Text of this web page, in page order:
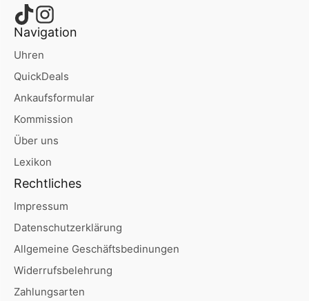
Navigation
Uhren
QuickDeals
Ankaufsformular
Kommission
Über uns
Lexikon
Rechtliches
Impressum
Datenschutzerklärung
Allgemeine Geschäftsbedinungen
Widerrufsbelehrung
Zahlungsarten